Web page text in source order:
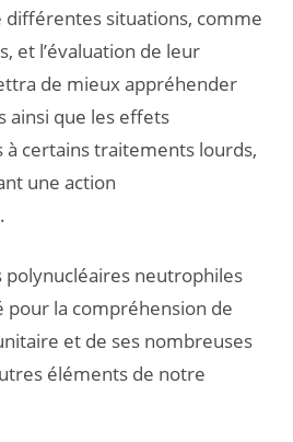
situations, comme
et l’évaluation de leur
de mieux appréhender
ainsi que les effets
à certains traitements lourds,
une action
polynucléaires neutrophiles
pour la compréhension de
et de ses nombreuses
éléments de notre